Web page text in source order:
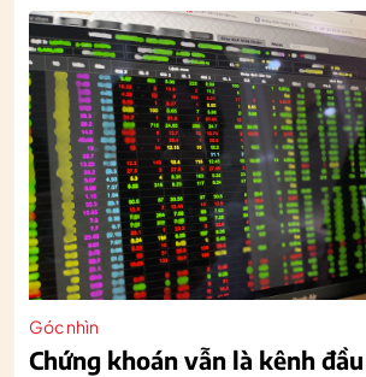
Góc nhìn
Chứng khoán vẫn là kênh